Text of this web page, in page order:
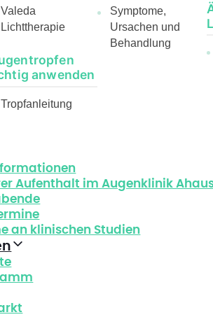
Valeda
Lichttherapie
anwenden
Tropfanleitung
Symptome,
Ursachen und
Behandlung
Aufenthalt im Augenklinik
an klinischen Studien